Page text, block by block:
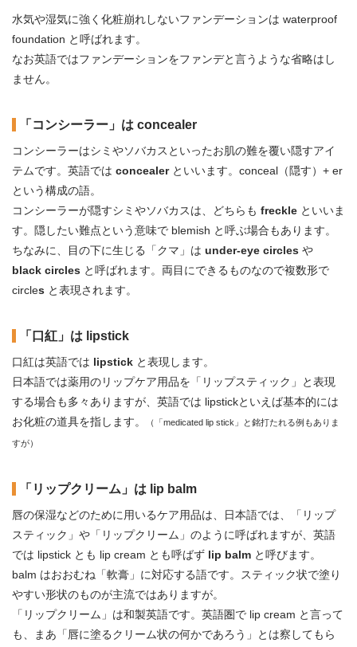
水気や湿気に強く化粧崩れしないファンデーションは waterproof
foundation と呼ばれます。
なお英語ではファンデーションをファンデと言うような省略はし
ません。
「コンシーラー」は concealer
コンシーラーはシミやソバカスといったお肌の難を覆い隠すアイ
テムです。英語では concealerといいます。conceal（隠す）+ er
という構成の語。
コンシーラーが隠すシミやソバカスは、どちらも freckle といいま
す。隠したい難点という意味で blemish と呼ぶ場合もあります。
ちなみに、目の下に生じる「クマ」は under-eye circles や
black circles と呼ばれます。両目にできるものなので複数形で
circles と表現されます。
「口紅」は lipstick
口紅は英語では lipstick と表現します。
日本語では薬用のリップケア用品を「リップスティック」と表現
する場合も多々ありますが、英語では lipstickといえば基本的には
お化粧の道具を指します。
（「medicated lip stick」と銘打たれる例もありま
すが）
「リップクリーム」は lip balm
唇の保湿などのために用いるケア用品は、日本語では、「リップ
スティック」や「リップクリーム」のように呼ばれますが、英語
では lipstick とも lip cream とも呼ばず lip balm と呼びます。
balm はおおむね「軟膏」に対応する語です。スティック状で塗り
やすい形状のものが主流ではありますが。
「リップクリーム」は和製英語です。英語圏で lip cream と言って
も、まあ「唇に塗るクリーム状の何かであろう」とは察してもら